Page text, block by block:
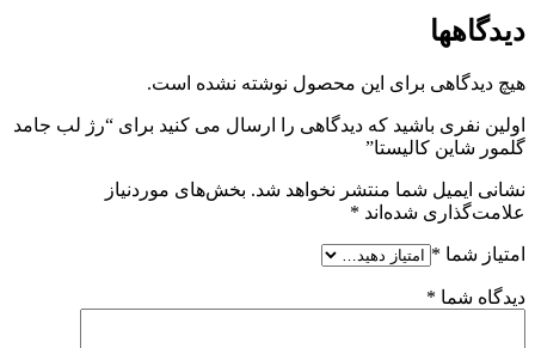
دیدگاهها
هیچ دیدگاهی برای این محصول نوشته نشده است.
اولین نفری باشید که دیدگاهی را ارسال می کنید برای “رژ لب جامد
گلمور شاین کالیستا”
نشانی ایمیل شما منتشر نخواهد شد. بخش‌های موردنیاز
علامت‌گذاری شده‌اند *
امتیاز شما *
دیدگاه شما *